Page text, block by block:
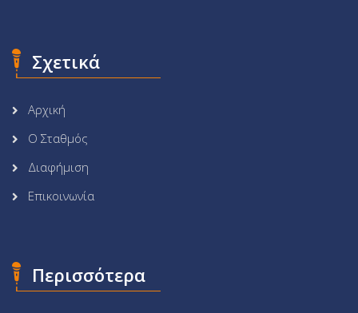
Σχετικά
Αρχική
Ο Σταθμός
Διαφήμιση
Επικοινωνία
Περισσότερα